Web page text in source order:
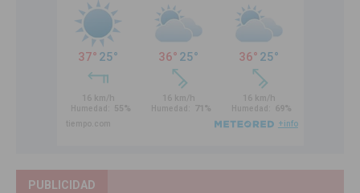
PUBLICIDAD